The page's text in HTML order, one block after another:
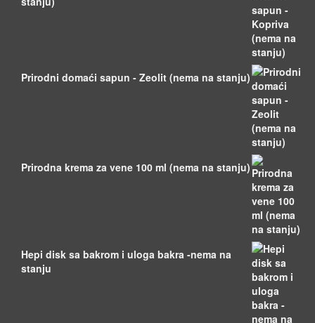
Prirodni domaći sapun - Zeolit (nema na stanju)
Prirodna krema za vene 100 ml (nema na stanju)
Hepi disk sa bakrom i uloga bakra -nema na
stanju